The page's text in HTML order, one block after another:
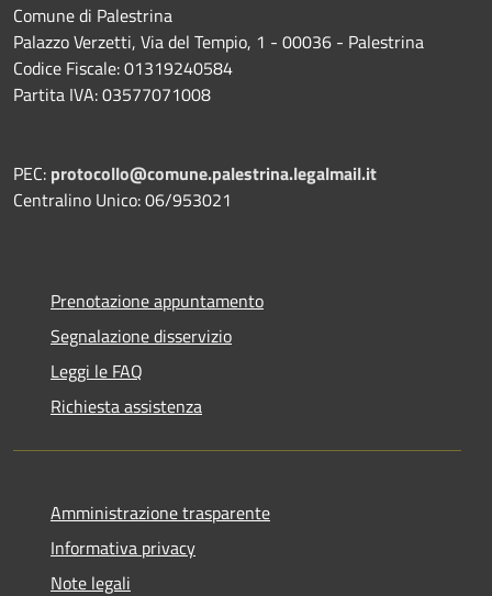
Comune di Palestrina
Palazzo Verzetti, Via del Tempio, 1 - 00036 - Palestrina
Codice Fiscale: 01319240584
Partita IVA: 03577071008
PEC: protocollo@comune.palestrina.legalmail.it
Centralino Unico: 06/953021
Prenotazione appuntamento
Segnalazione disservizio
Leggi le FAQ
Richiesta assistenza
Amministrazione trasparente
Informativa privacy
Note legali